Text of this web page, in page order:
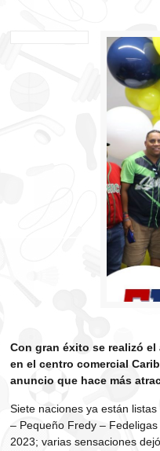
Con gran éxito se realizó
en el centro comercial
anuncio que hace más
Siete naciones ya están
– Pequeño Fredy –
2023; varias sensaciones